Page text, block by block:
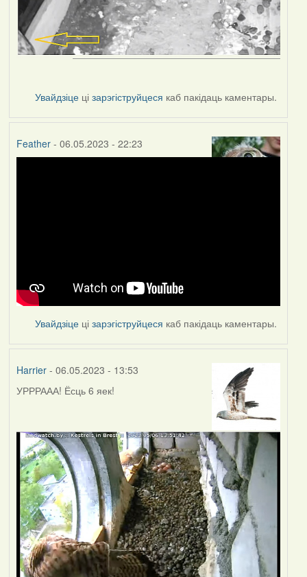
Увайдзіце цізарэгіструйцеся каб пакідаць каментары.
Feather- 06.05.2023 - 22:23
Увайдзіце цізарэгіструйцеся каб пакідаць каментары.
Harrier- 06.05.2023 - 13:53
УРРРААА! Ёсць 6 яек!